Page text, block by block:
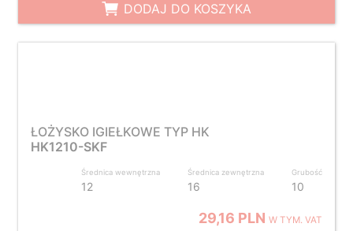
DODAJ DO KOSZYKA
ŁOŻYSKO IGIEŁKOWE TYP HK
HK1210-SKF
Średnica wewnętrzna
12
Średnica zewnętrzna
16
Grubość
10
29,16 PLNW TYM. VAT